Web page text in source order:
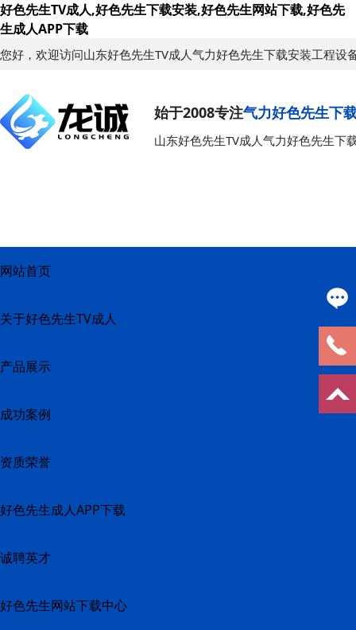
好色先生TV成人,好色先生下载安装,好色先生网站下载,好色先
生成人APP下载
您好，欢迎访问山东好色先生TV成人气力好色先生下载安装工程设
始于2008专注气力好色先生下
山东好色先生TV成人气力好色先生下
网站首页
关于好色先生TV成人
产品展示
成功案例
资质荣誉
好色先生成人APP下载
诚聘英才
好色先生网站下载中心